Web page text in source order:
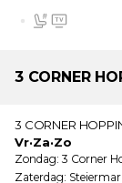
Video muur
Dit ticket
Dit ticket is
Onoverdekte
3 CORNER
3 CORNER
Vr·Za·Zo
Zondag 3 Corner
Zaterdag